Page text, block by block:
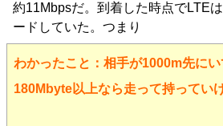
約11Mbpsだ。到着した時点でLTE
ードしていた。つまり
わかったこと：相手が1000m先に
180Mbyte以上なら走って持ってい